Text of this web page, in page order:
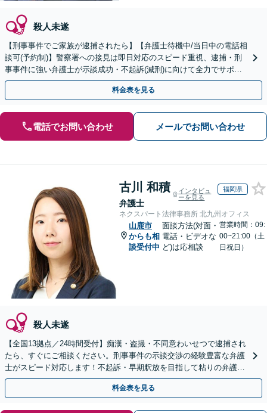
殺人未遂
【刑事事件でご家族が逮捕されたら】【弁護士待機中/当日中の電話相
談可(予約制)】警察署への接見は即日対応のスピード重視、逮捕・刑
事事件に強い弁護士が示談成功・不起訴(減刑)に向けて全力でサポー
トします。【加害者側の相談専門】
料金表を見る
電話でお問い合わせ メールでお問い合わせ
古川 和積
弁護士
インタビュ
ーを見る
福岡県
ネクスパート法律事務所 北九州オフィス
山鹿市
からも相
談受付中
面談方法(対面・
電話・ビデオな
ど)は応相談
営業時間：09:
00~21:00（土
日祝日）
殺人未遂
【全国13拠点／24時間受付】痴漢・盗撮・不同意わいせつで逮捕され
たら、すぐにご相談ください。刑事事件の示談交渉の経験豊富な弁護
士がスピード対応します！不起訴・早期釈放を目指して粘りの弁護活
動を行います。
料金表を見る